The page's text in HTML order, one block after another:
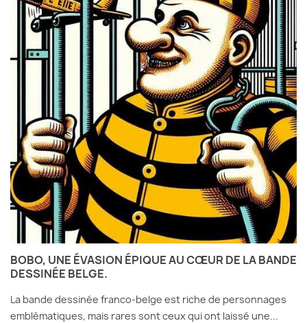
BOBO, UNE ÉVASION ÉPIQUE AU CŒUR DE LA BANDE
DESSINÉE BELGE.
La bande dessinée franco-belge est riche de personnages
emblématiques, mais rares sont ceux qui ont laissé une...